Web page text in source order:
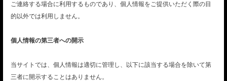
ご連絡する場合に利用するものであり、個人情報をご提供いただく際の目
的以外では利用しません。
個人情報の第三者への開示
当サイトでは、個人情報は適切に管理し、以下に該当する場合を除いて第
三者に開示することはありません。
company
reservation